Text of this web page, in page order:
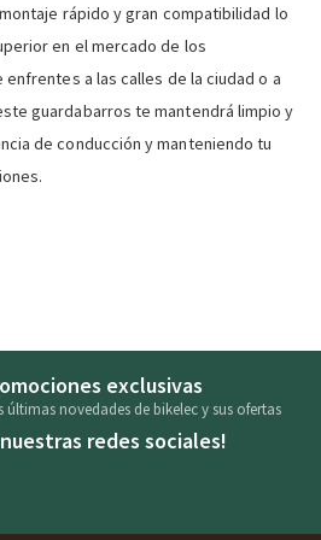
rápido y gran compatibilidad lo
en el mercado de los
enfrentes a las calles de la ciudad o a
guardabarros te mantendrá limpio y
de conducción y manteniendo tu
exclusivas
novedades de bikelec y sus ofertas
redes sociales!